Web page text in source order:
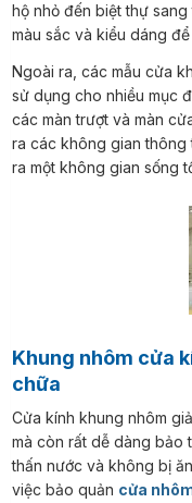
hộ nhỏ đến biệt thự
màu sắc và kiểu dáng
Ngoài ra, các mẫu cửa khung nhôm kính đẹp cũng có thể được
sử dụng cho nhiều mục
các màn trượt và màn
ra các không gian thông
ra một không gian sống
Khung nhôm cửa kính – Dễ dàng bảo trì và sửa
chữa
Cửa kính khung nhôm giả gỗ không chỉ đẹp mắt và chắc chắn,
mà còn rất dễ dàng bảo
thấn nước và không bị
việc bảo quản cửa